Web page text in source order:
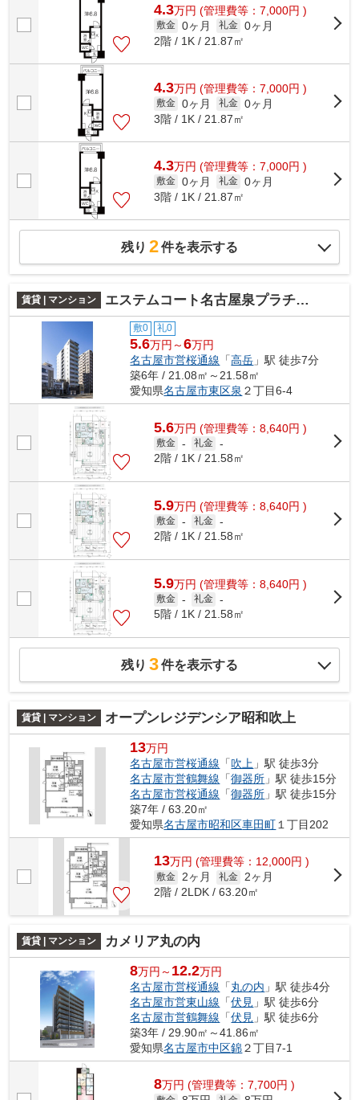
4.3万円 (管理費等：7,000円 )
敷金 0ヶ月 礼金 0ヶ月
2階 / 1K / 21.87㎡
4.3万円 (管理費等：7,000円 )
敷金 0ヶ月 礼金 0ヶ月
3階 / 1K / 21.87㎡
4.3万円 (管理費等：7,000円 )
敷金 0ヶ月 礼金 0ヶ月
3階 / 1K / 21.87㎡
残り 2件を表示する
賃貸 | マンション エステムコート名古屋泉プラチナムゲート
敷0 礼0
5.6万円～6万円
名古屋市営桜通線 「高岳 」駅 徒歩7分
築6年 / 21.08㎡～21.58㎡
愛知県名古屋市東区泉 ２丁目6-4
5.6万円 (管理費等：8,640円 )
敷金 - 礼金 -
2階 / 1K / 21.58㎡
5.9万円 (管理費等：8,640円 )
敷金 - 礼金 -
2階 / 1K / 21.58㎡
5.9万円 (管理費等：8,640円 )
敷金 - 礼金 -
5階 / 1K / 21.58㎡
残り 3件を表示する
賃貸 | マンション オープンレジデンシア昭和吹上
13万円
名古屋市営桜通線 「吹上 」駅 徒歩3分
名古屋市営鶴舞線 「御器所 」駅 徒歩15分
名古屋市営桜通線 「御器所 」駅 徒歩15分
築7年 / 63.20㎡
愛知県名古屋市昭和区車田町 １丁目202
13万円 (管理費等：12,000円 )
敷金 2ヶ月 礼金 2ヶ月
2階 / 2LDK / 63.20㎡
賃貸 | マンション カメリア丸の内
8万円～ 12.2万円
名古屋市営桜通線 「丸の内 」駅 徒歩4分
名古屋市営東山線 「伏見 」駅 徒歩6分
名古屋市営鶴舞線 「伏見 」駅 徒歩6分
築3年 / 29.90㎡～41.86㎡
愛知県名古屋市中区錦２丁目7-1
8万円 (管理費等：7,700円 )